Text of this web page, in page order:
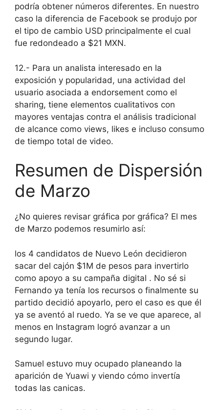
podría obtener números diferentes. En nuestro
caso la diferencia de Facebook se produjo por
el tipo de cambio USD principalmente el cual
fue redondeado a $21 MXN.
12.- Para un analista interesado en la
exposición y popularidad, una actividad del
usuario asociada a endorsement como el
sharing, tiene elementos cualitativos con
mayores ventajas contra el análisis tradicional
de alcance como views, likes e incluso consumo
de tiempo total de video.
Resumen de Dispersión
de Marzo
¿No quieres revisar gráfica por gráfica? El mes
de Marzo podemos resumirlo así:
los 4 candidatos de Nuevo León decidieron
sacar del cajón $1M de pesos para invertirlo
como apoyo a su campaña digital . No sé si
Fernando ya tenía los recursos o finalmente su
partido decidió apoyarlo, pero el caso es que él
ya se aventó al ruedo. Ya se ve que aparece, al
menos en Instagram logró avanzar a un
segundo lugar.
Samuel estuvo muy ocupado planeando la
aparición de Yuawi y viendo cómo invertía
todas las canicas.